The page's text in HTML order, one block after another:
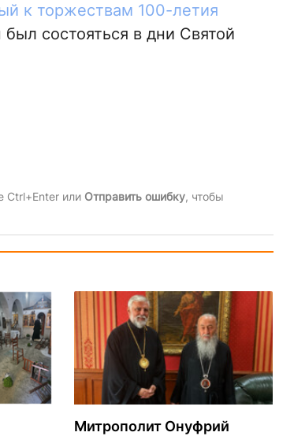
к торжествам 100-летия
состояться в дни Святой
Ctrl+Enter или Отправить ошибку, чтобы
Митрополит Онуфрий